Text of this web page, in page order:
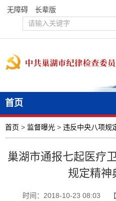
无障碍 长辈版
首页
首页 > 监督曝光 > 违反中央八项规
巢湖市通报七起医疗
规定精神
时间：2018-10-23 08:03